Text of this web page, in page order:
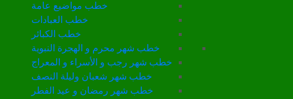
خطب مواضيع عامة
خطب العبادات
خطب الكبائر
خطب شهر محرم و الهجرة النبوية
خطب شهر رجب و الأسراء و المعراج
خطب شهر شعبان وليلة النصف
خطب شهر رمضان و عيد الفطر